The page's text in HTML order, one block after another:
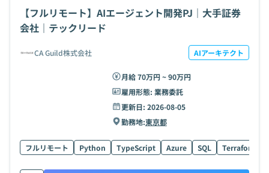
【フルリモート】AIエージェント開発PJ｜大手証券
会社｜テックリード
CA Guild株式会社 AIアーキテクト
月給 70万円 ~ 90万円
雇用形態: 業務委託
更新日: 2026-08-05
勤務地:東京都
フルリモート Python TypeScript Azure SQL Terraform